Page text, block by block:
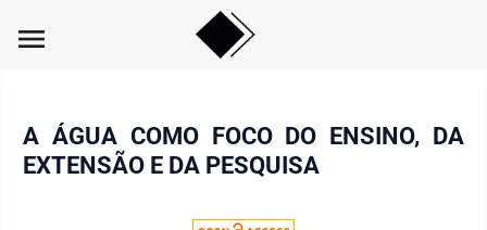
menu
A ÁGUA COMO FOCO DO ENSINO, DA
EXTENSÃO E DA PESQUISA